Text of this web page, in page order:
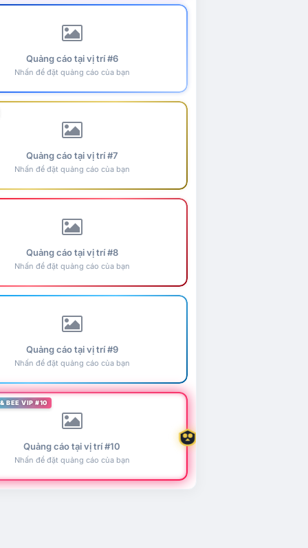
Quảng cáo tại vị trí #6
Nhấn để đặt quảng cáo của bạn
Quảng cáo tại vị trí #7
Nhấn để đặt quảng cáo của bạn
Quảng cáo tại vị trí #8
Nhấn để đặt quảng cáo của bạn
Quảng cáo tại vị trí #9
Nhấn để đặt quảng cáo của bạn
BEE VIP #10
Quảng cáo tại vị trí #10
Nhấn để đặt quảng cáo của bạn